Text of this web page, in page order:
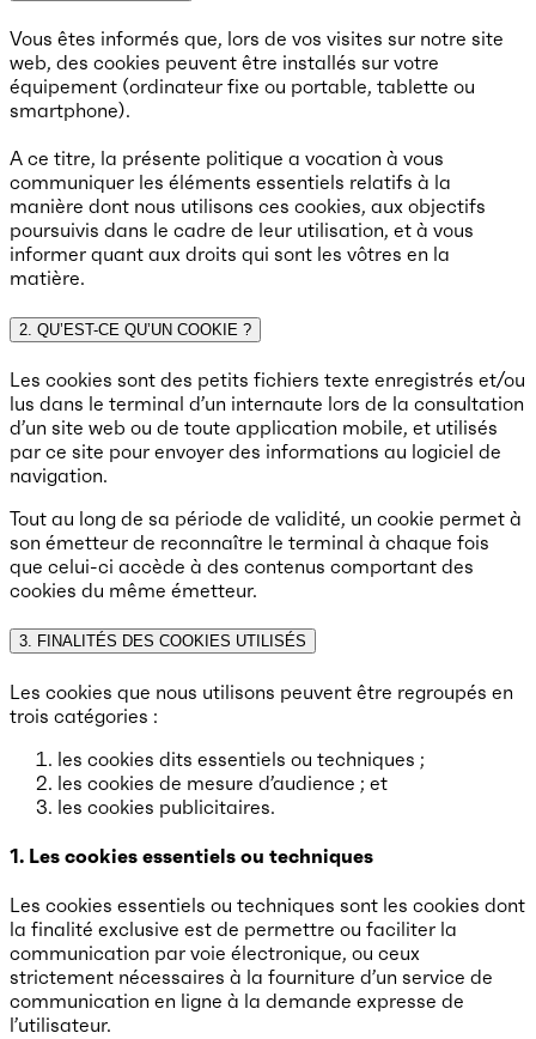
Vous êtes informés que, lors de vos visites sur notre site
web, des cookies peuvent être installés sur votre
équipement (ordinateur fixe ou portable, tablette ou
smartphone).
A ce titre, la présente politique a vocation à vous
communiquer les éléments essentiels relatifs à la
manière dont nous utilisons ces cookies, aux objectifs
poursuivis dans le cadre de leur utilisation, et à vous
informer quant aux droits qui sont les vôtres en la
matière.
2. QU’EST-CE QU’UN COOKIE ?
Les cookies sont des petits fichiers texte enregistrés et/ou
lus dans le terminal d’un internaute lors de la consultation
d’un site web ou de toute application mobile, et utilisés
par ce site pour envoyer des informations au logiciel de
navigation.
Tout au long de sa période de validité, un cookie permet à
son émetteur de reconnaître le terminal à chaque fois
que celui-ci accède à des contenus comportant des
cookies du même émetteur.
3. FINALITÉS DES COOKIES UTILISÉS
Les cookies que nous utilisons peuvent être regroupés en
trois catégories :
les cookies dits essentiels ou techniques ;
les cookies de mesure d’audience ; et
les cookies publicitaires.
1. Les cookies essentiels ou techniques
Les cookies essentiels ou techniques sont les cookies dont
la finalité exclusive est de permettre ou faciliter la
communication par voie électronique, ou ceux
strictement nécessaires à la fourniture d’un service de
communication en ligne à la demande expresse de
l’utilisateur.